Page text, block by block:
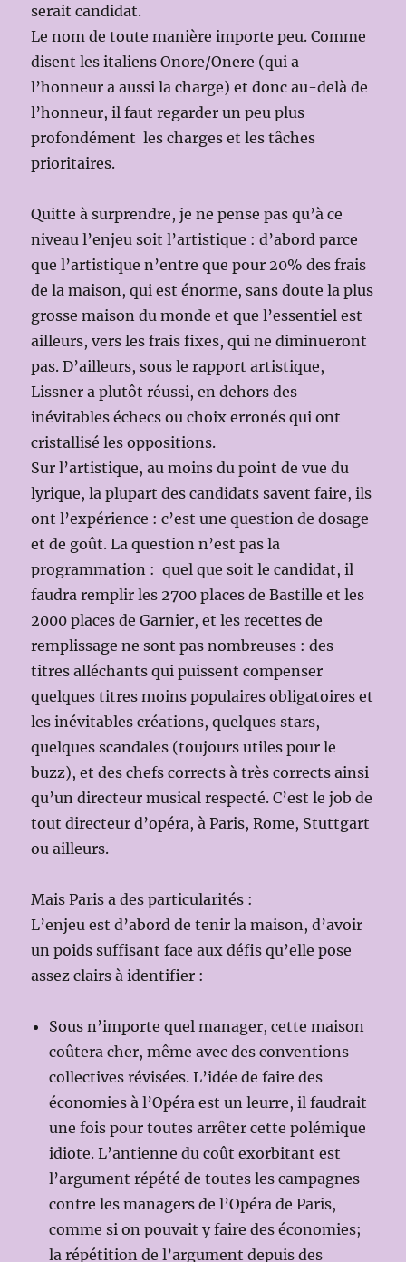
serait candidat.
Le nom de toute manière importe peu. Comme
disent les italiens Onore/Onere (qui a
l’honneur a aussi la charge) et donc au-delà de
l’honneur, il faut regarder un peu plus
profondément les charges et les tâches
prioritaires.
Quitte à surprendre, je ne pense pas qu’à ce
niveau l’enjeu soit l’artistique : d’abord parce
que l’artistique n’entre que pour 20% des frais
de la maison, qui est énorme, sans doute la plus
grosse maison du monde et que l’essentiel est
ailleurs, vers les frais fixes, qui ne diminueront
pas. D’ailleurs, sous le rapport artistique,
Lissner a plutôt réussi, en dehors des
inévitables échecs ou choix erronés qui ont
cristallisé les oppositions.
Sur l’artistique, au moins du point de vue du
lyrique, la plupart des candidats savent faire, ils
ont l’expérience : c’est une question de dosage
et de goût. La question n’est pas la
programmation : quel que soit le candidat, il
faudra remplir les 2700 places de Bastille et les
2000 places de Garnier, et les recettes de
remplissage ne sont pas nombreuses : des
titres alléchants qui puissent compenser
quelques titres moins populaires obligatoires et
les inévitables créations, quelques stars,
quelques scandales (toujours utiles pour le
buzz), et des chefs corrects à très corrects ainsi
qu’un directeur musical respecté. C’est le job de
tout directeur d’opéra, à Paris, Rome, Stuttgart
ou ailleurs.
Mais Paris a des particularités :
L’enjeu est d’abord de tenir la maison, d’avoir
un poids suffisant face aux défis qu’elle pose
assez clairs à identifier :
Sous n’importe quel manager, cette maison
coûtera cher, même avec des conventions
collectives révisées. L’idée de faire des
économies à l’Opéra est un leurre, il faudrait
une fois pour toutes arrêter cette polémique
idiote. L’antienne du coût exorbitant est
l’argument répété de toutes les campagnes
contre les managers de l’Opéra de Paris,
comme si on pouvait y faire des économies;
la répétition de l’argument depuis des